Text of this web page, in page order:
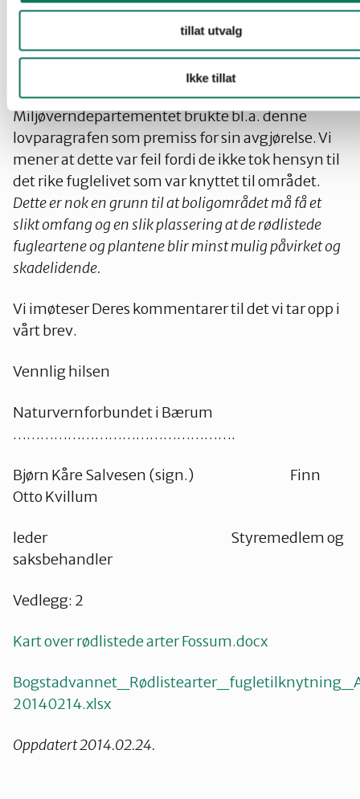
tillat utvalg
Ikke tillat
eller irreversibel skade på naturmangfoldet, skal
ikke mangel på kunnskap brukes som
begrunnelse for å utsette eller unnlate å treffe
Miljøverndepartementet brukte bl.a. denne
lovparagrafen som premiss for sin avgjørelse. Vi
mener at dette var feil fordi de ikke tok hensyn til
det rike fuglelivet som var knyttet til området.
Dette er nok en grunn til at boligområdet må få et
slikt omfang og en slik plassering at de rødlistede
fugleartene og plantene blir minst mulig påvirket og
skadelidende.
Vi imøteser Deres kommentarer til det vi tar opp i
vårt brev.
Vennlig hilsen
Naturvernforbundet i Bærum
………………………………………….
Bjørn Kåre Salvesen (sign.) Finn
Otto Kvillum
leder Styremedlem og
saksbehandler
Vedlegg: 2
Kart over rødlistede arter Fossum.docx
20140214.xlsx
Oppdatert 2014.02.24.